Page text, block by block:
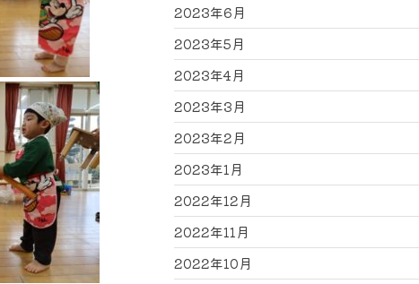
2023年6月
2023年5月
2023年4月
2023年3月
2023年2月
2023年1月
2022年12月
2022年11月
2022年10月